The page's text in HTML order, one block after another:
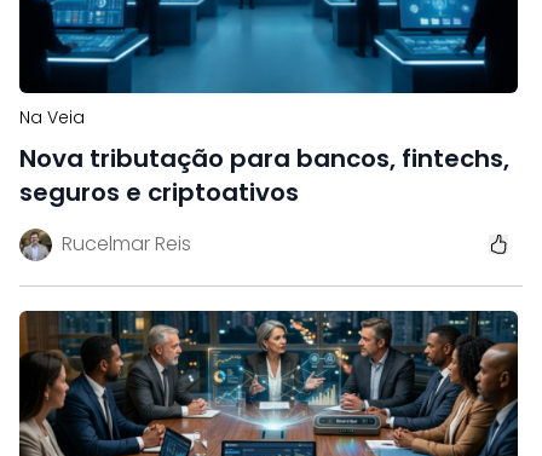
Na Veia
Nova tributação para bancos, fintechs,
seguros e criptoativos
Rucelmar Reis